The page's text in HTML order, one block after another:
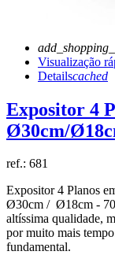
Visualização
Detailscached
Expositor 4
Ø30cm/
ref.: 681
Expositor 4 Planos
Ø30cm / Ø18cm -
altíssima qualidade,
por muito mais
fundamental.